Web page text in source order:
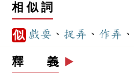
相 似 詞
似 戲耍 、 捉弄 、 作弄 、
釋 義 ▶️